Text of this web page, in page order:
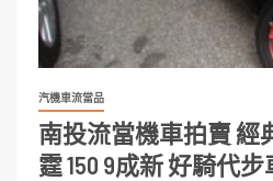
汽機車流當品
南投流當機車拍賣 經
霆 150 9成新 好騎代